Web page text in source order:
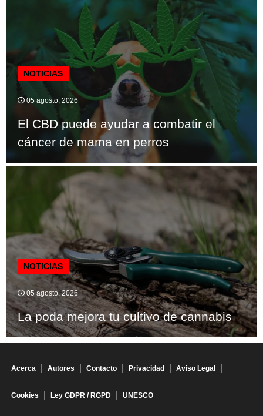
NOTICIAS
05 agosto, 2026
El CBD puede ayudar a combatir el
cáncer de mama en perros
NOTICIAS
05 agosto, 2026
La poda mejora tu cultivo de cannabis
Acerca Autores Contacto Privacidad Aviso Legal
Cookies Ley GDPR / RGPD UNESCO